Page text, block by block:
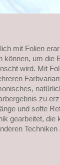
mit Folien
können, um die
wird. Mit
zu
und softe
gearbeitet, die